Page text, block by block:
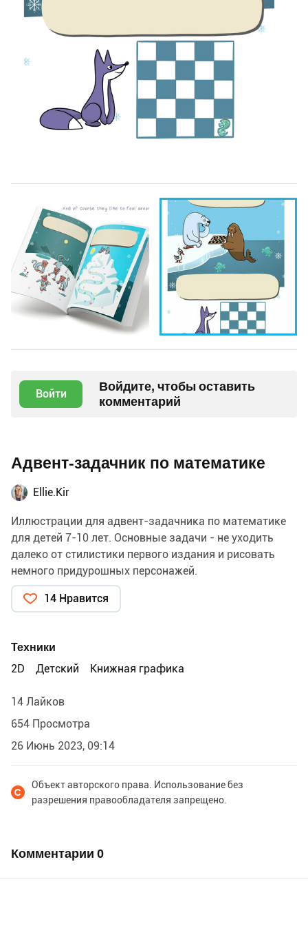
Войти
Войдите, чтобы оставить
комментарий
Адвент-задачник по математике
Ellie.Kir
Иллюстрации для адвент-задачника по математике
для детей 7-10 лет. Основные задачи - не уходить
далеко от стилистики первого издания и рисовать
немного придурошных персонажей.
14 Нравится
Техники
2D
Детский Книжная графика
14 Лайков
654 Просмотра
26 Июнь 2023, 09:14
Объект авторского права. Использование без
разрешения правообладателя запрещено.
Комментарии 0